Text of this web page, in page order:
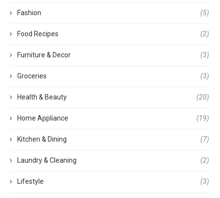
Fashion (5)
Food Recipes (2)
Furniture & Decor (3)
Groceries (3)
Health & Beauty (20)
Home Appliance (19)
Kitchen & Dining (7)
Laundry & Cleaning (2)
Lifestyle (3)